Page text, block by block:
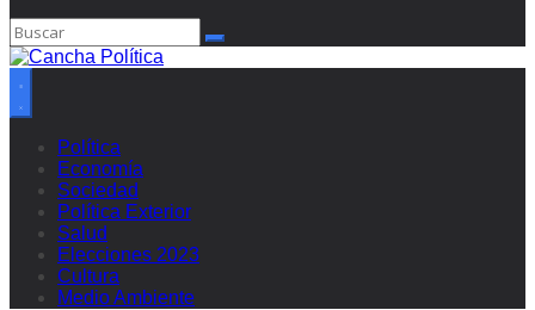
Política
Economía
Sociedad
Política Exterior
Salud
Elecciones 2023
Cultura
Medio Ambiente